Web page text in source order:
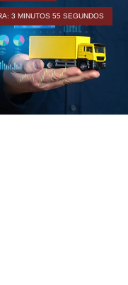
3 MINUTOS 55 SEGUNDOS